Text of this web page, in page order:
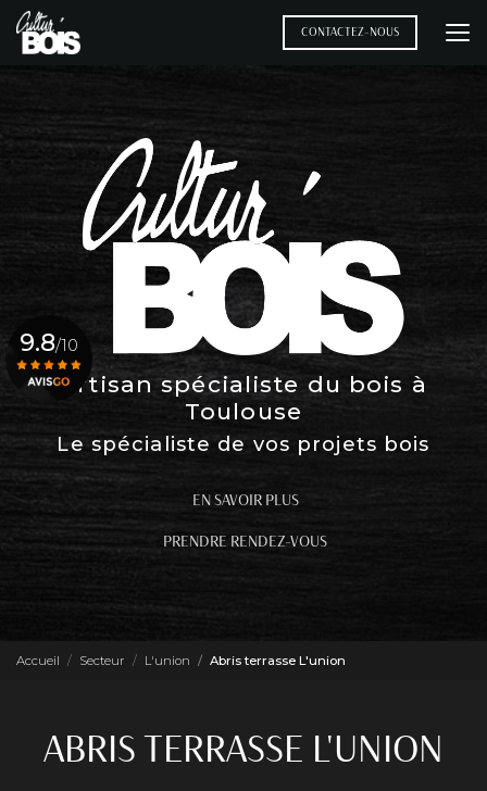
Aller
au
contenu
CONTACTEZ-NOUS
Artisan spécialiste du bois à
Toulouse
Le spécialiste de vos projets bois
EN SAVOIR PLUS
PRENDRE RENDEZ-VOUS
9.8/10
Accueil Secteur L'union Abris terrasse L'union
ABRIS TERRASSE L'UNION